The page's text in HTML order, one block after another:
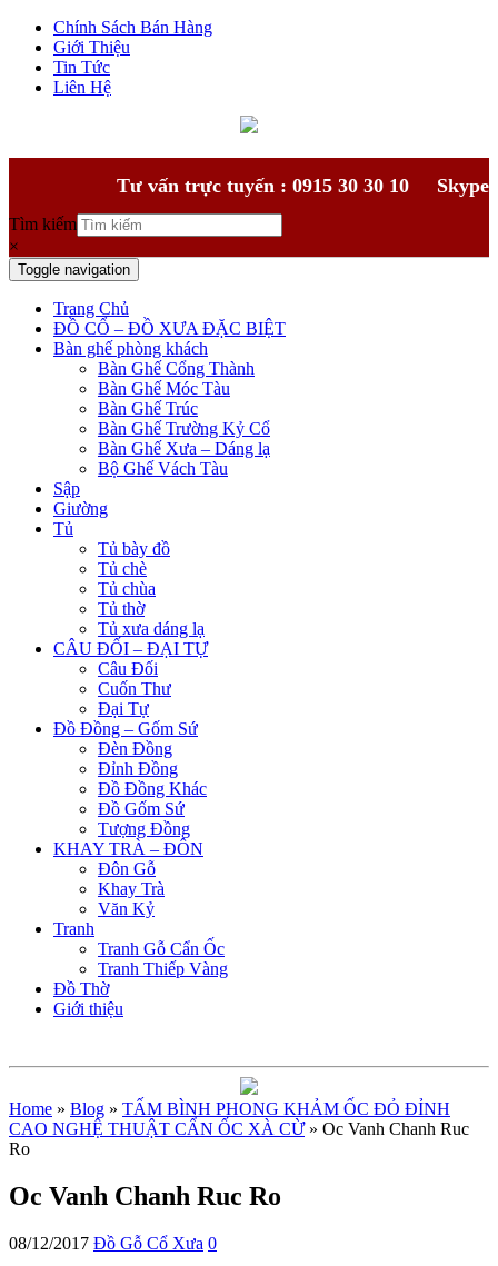
Chính Sách Bán Hàng
Giới Thiệu
Tin Tức
Liên Hệ
Tư vấn trực tuyến : 0915 30 30 10 Skype
Tìm kiếm
×
Toggle navigation
Trang Chủ
ĐỒ CỔ – ĐỒ XƯA ĐẶC BIỆT
Bàn ghế phòng khách
Bàn Ghế Cổng Thành
Bàn Ghế Móc Tàu
Bàn Ghế Trúc
Bàn Ghế Trường Kỷ Cổ
Bàn Ghế Xưa – Dáng lạ
Bộ Ghế Vách Tàu
Sập
Giường
Tủ
Tủ bày đồ
Tủ chè
Tủ chùa
Tủ thờ
Tủ xưa dáng lạ
CÂU ĐỐI – ĐẠI TỰ
Câu Đối
Cuốn Thư
Đại Tự
Đồ Đồng – Gốm Sứ
Đèn Đồng
Đỉnh Đồng
Đồ Đồng Khác
Đồ Gốm Sứ
Tượng Đồng
KHAY TRÀ – ĐÔN
Đôn Gỗ
Khay Trà
Văn Kỷ
Tranh
Tranh Gỗ Cẩn Ốc
Tranh Thiếp Vàng
Đồ Thờ
Giới thiệu
Home » Blog » TẤM BÌNH PHONG KHẢM ỐC ĐỎ ĐỈNH
CAO NGHỆ THUẬT CẨN ỐC XÀ CỪ» Oc Vanh Chanh Ruc
Ro
Oc Vanh Chanh Ruc Ro
08/12/2017 Đồ Gỗ Cổ Xưa 0